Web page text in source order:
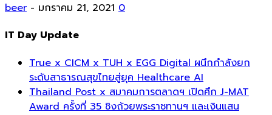
beer - มกราคม 21, 2021 0
IT Day Update
True x CICM x TUH x EGG Digital ผนึกกำลังยก
ระดับสาธารณสุขไทยสู่ยุค Healthcare AI
Thailand Post x สมาคมการตลาดฯ เปิดศึก J-MAT
Award ครั้งที่ 35 ชิงถ้วยพระราชทานฯ และเงินแสน